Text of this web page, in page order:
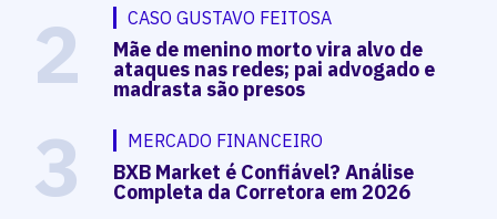
2 CASO GUSTAVO FEITOSA
Mãe de menino morto vira alvo de
ataques nas redes; pai advogado e
madrasta são presos
3 MERCADO FINANCEIRO
BXB Market é Confiável? Análise
Completa da Corretora em 2026